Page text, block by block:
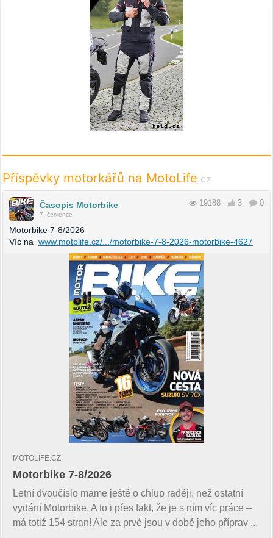
Příspěvky motorkářů na MotoLife.cz
Časopis Motorbike
7. července
19188 3 0
Motorbike 7-8/2026
Víc na www.motolife.cz/.../motorbike-7-8-2026-motorbike-4627
MOTOLIFE.CZ
Motorbike 7-8/2026
Letní dvoučíslo máme ještě o chlup raději, než ostatní
vydání Motorbike. A to i přes fakt, že je s ním víc práce –
má totiž 154 stran! Ale za prvé jsou v době jeho příprav ...